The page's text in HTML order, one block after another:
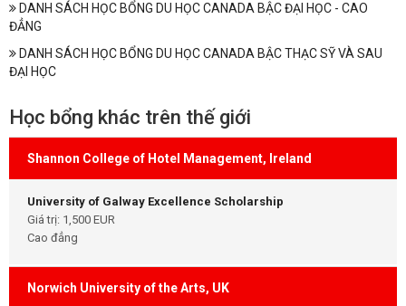
DANH SÁCH HỌC BỔNG DU HỌC CANADA BẬC ĐẠI HỌC - CAO
ĐẲNG
DANH SÁCH HỌC BỔNG DU HỌC CANADA BẬC THẠC SỸ VÀ SAU
ĐẠI HỌC
Học bổng khác trên thế giới
Shannon College of Hotel Management, Ireland
University of Galway Excellence Scholarship
Giá trị: 1,500 EUR
Cao đẳng
Norwich University of the Arts, UK